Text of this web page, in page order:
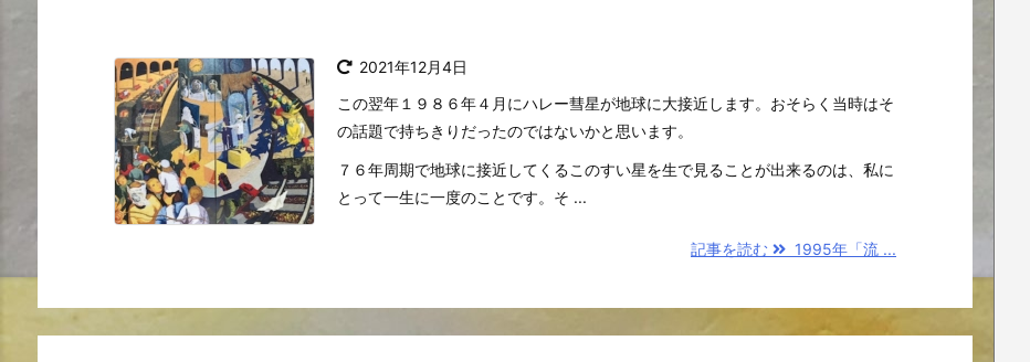
2021年12月4日
この翌年１９８６年４月にハレー彗星が地球に大接近します。おそらく当時はそ
の話題で持ちきりだったのではないかと思います。
７６年周期で地球に接近してくるこのすい星を生で見ることが出来るのは、私に
とって一生に一度のことです。そ ...
記事を読む 1995年「流 ...